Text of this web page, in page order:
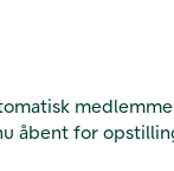
åbent for